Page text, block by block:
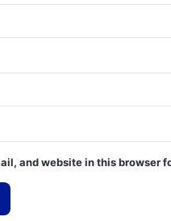
and website in this browser